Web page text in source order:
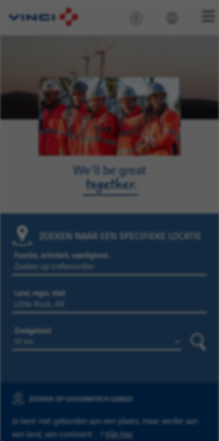
ZOEKEN NAAR EEN SPECIFIEKE LOCATIE
Functie, activiteit, vaardigheid…
Land, regio, stad
Zoekgebied
ZOEKEN OP GEOGRAFISCH GEBIED
Je bent niet gebonden aan een plaats, maar eerder aan
een land, een continent ...? Klik hier